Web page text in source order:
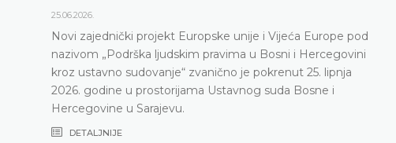
25.06.2026.
Novi zajednički projekt Europske unije i Vijeća Europe pod
nazivom „Podrška ljudskim pravima u Bosni i Hercegovini
kroz ustavno sudovanje“ zvanično je pokrenut 25. lipnja
2026. godine u prostorijama Ustavnog suda Bosne i
Hercegovine u Sarajevu.
DETALJNIJE